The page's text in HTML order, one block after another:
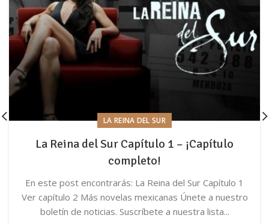
LA REINA DEL SUR
La Reina del Sur Capítulo 1 – ¡Capítulo
completo!
En este post encontrarás: La Reina del Sur Capítulo 1
Ver capítulo 2 Más novelas mexicanas Únete a nuestro
boletín de noticias. Suscríbete a nuestra lista...